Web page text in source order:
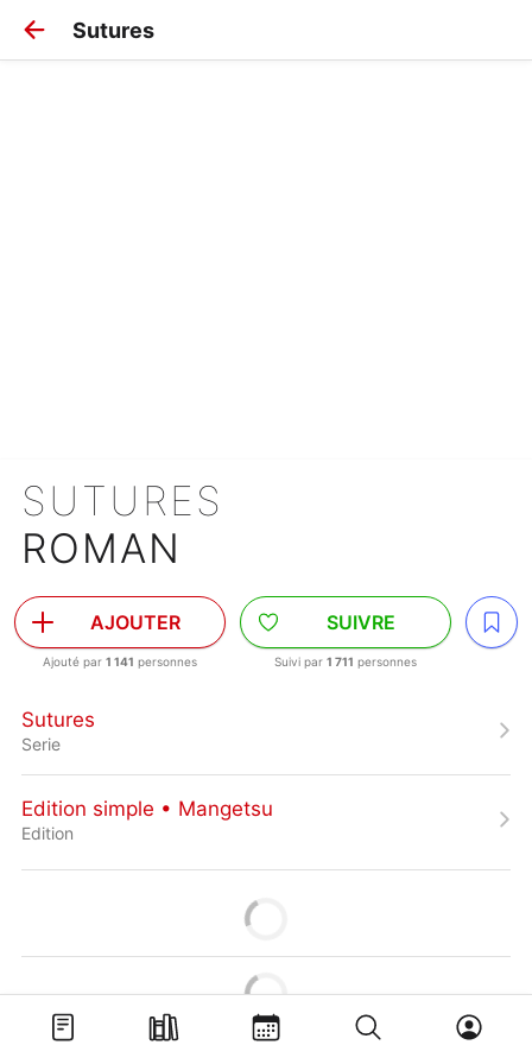
Sutures
SUTURES
ROMAN
AJOUTER
Ajouté par 1 141 personnes
SUIVRE
Suivi par 1 711 personnes
Sutures
Serie
Edition simple • Mangetsu
Edition